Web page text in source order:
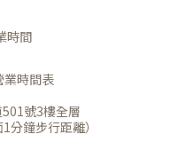
時間
業時間表
號3樓全層
1分鐘步行距離）